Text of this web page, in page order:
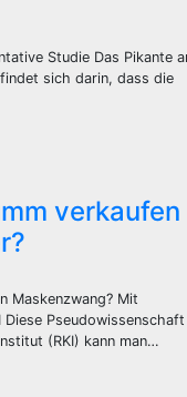
Studie Das Pikante
sich darin, dass die
verkaufen
Maskenzwang? Mit
Pseudowissenschaft
(RKI) kann man…